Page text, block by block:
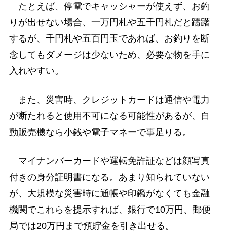
たとえば、停電でキャッシャーが使えず、お釣
りが出せない場合、一万円札や五千円札だと躊躇
するが、千円札や五百円玉であれば、お釣りを断
念してもダメージは少ないため、必要な物を手に
入れやすい。
また、災害時、クレジットカードは通信や電力
が断たれると使用不可になる可能性があるが、自
動販売機なら小銭や電子マネーで事足りる。
マイナンバーカードや運転免許証などは顔写真
付きの身分証明書になる。あまり知られていない
が、大規模な災害時に通帳や印鑑がなくても金融
機関でこれらを提示すれば、銀行で10万円、郵便
局では20万円まで預貯金を引き出せる。